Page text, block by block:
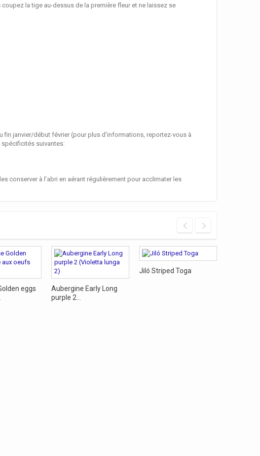
la tige au-dessus de la première fleur et ne laissez se
janvier/début février (pour plus d'informations, reportez-vous à
spécificités suivantes:
conserver à l'abri en aérant régulièrement pour acclimater les
eggs
Aubergine Early Long
purple 2...
Jiló Striped Toga